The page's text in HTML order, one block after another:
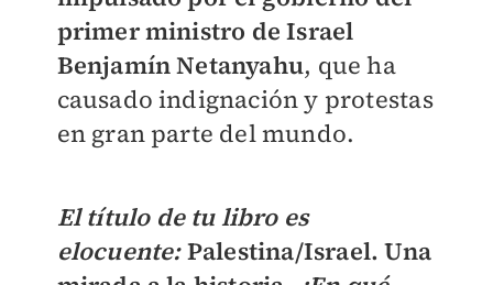
primer ministro de Israel
Benjamín Netanyahu, que ha
causado indignación y protestas
en gran parte del mundo.
El título de tu libro es
elocuente:Palestina/Israel. Una